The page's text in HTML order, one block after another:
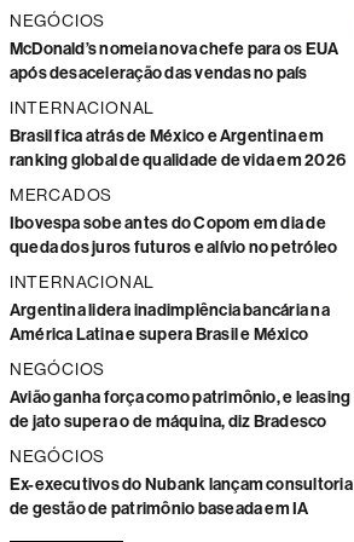
NEGÓCIOS
McDonald’s nomeia nova chefe para os EUA
após desaceleração das vendas no país
INTERNACIONAL
Brasil fica atrás de México e Argentina em
ranking global de qualidade de vida em 2026
MERCADOS
Ibovespa sobe antes do Copom em dia de
queda dos juros futuros e alívio no petróleo
INTERNACIONAL
Argentina lidera inadimplência bancária na
América Latina e supera Brasil e México
NEGÓCIOS
Avião ganha força como patrimônio, e leasing
de jato supera o de máquina, diz Bradesco
NEGÓCIOS
Ex-executivos do Nubank lançam consultoria
de gestão de patrimônio baseada em IA